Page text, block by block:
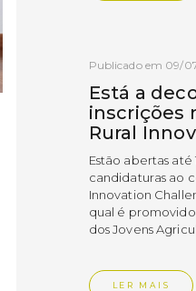
Publicado em 09/
Está a
inscrições
Rural
Estão abertas até
candidaturas ao
Innovation
qual é promovido
dos Jovens
LER MAIS